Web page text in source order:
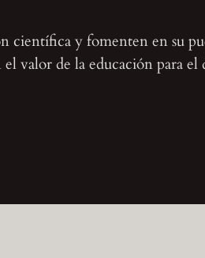
científica y fomenten en su
valor de la educación para el